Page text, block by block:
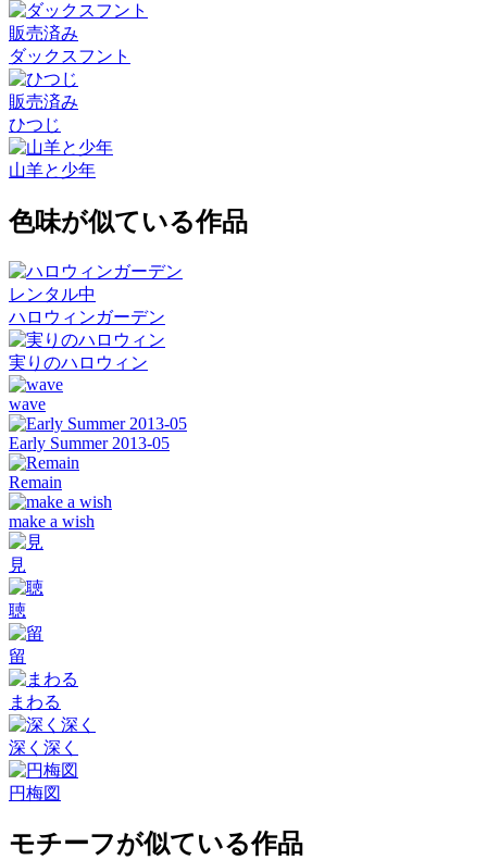
販売済み
ダックスフント
販売済み
ひつじ
山羊と少年
色味が似ている作品
レンタル中
ハロウィンガーデン
実りのハロウィン
wave
Early Summer 2013-05
Remain
make a wish
見
聴
留
まわる
深く深く
円梅図
モチーフが似ている作品